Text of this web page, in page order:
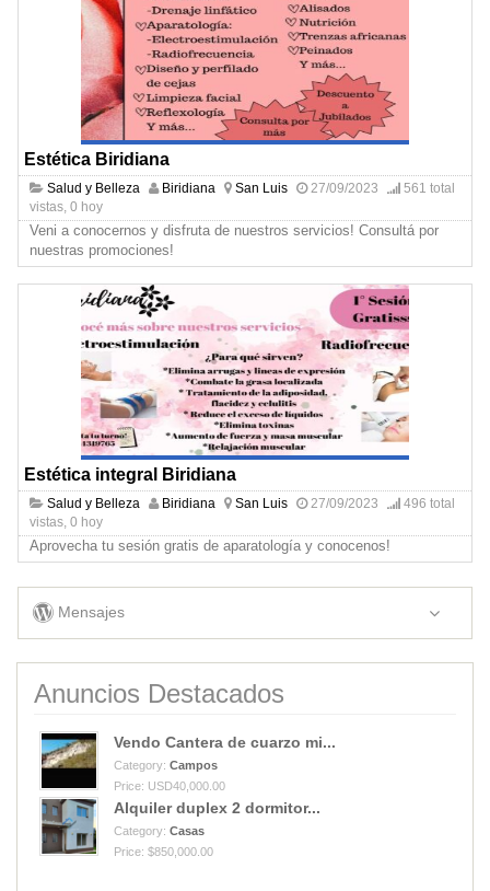
Estética Biridiana
Salud y Belleza Biridiana San Luis 27/09/2023
561 total
vistas, 0 hoy
Veni a conocernos y disfruta de nuestros servicios! Consultá por
nuestras promociones!
Estética integral Biridiana
Salud y Belleza Biridiana San Luis 27/09/2023
496 total
vistas, 0 hoy
Aprovecha tu sesión gratis de aparatología y conocenos!
Mensajes
Anuncios Destacados
Vendo Cantera de cuarzo mi...
Category: Campos
Price: USD40,000.00
Alquiler duplex 2 dormitor...
Category: Casas
Price: $850,000.00